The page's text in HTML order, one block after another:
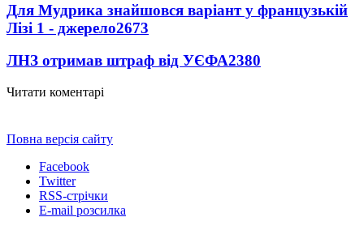
Для Мудрика знайшовся варіант у французькій
Лізі 1 - джерело2673
ЛНЗ отримав штраф від УЄФА2380
Читати коментарі
Повна версія сайту
Facebook
Twitter
RSS-стрічки
E-mail розсилка